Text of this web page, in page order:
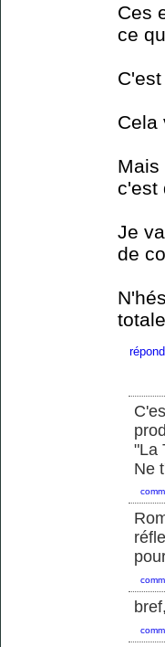
Ces
ce
Cela
Mais
c'est
Je
de
"La
Ne